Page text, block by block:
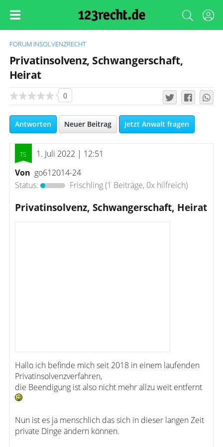
FORUM INSOLVENZRECHT
Privatinsolvenz, Schwangerschaft,
Heirat
0
Antworten Neuer Beitrag Jetzt Anwalt fragen
1. Juli 2022 | 12:51
Von go612014-24
Status:
Frischling(1 Beiträge, 0x hilfreich)
Privatinsolvenz, Schwangerschaft, Heirat
Hallo ich befinde mich seit 2018 in einem laufenden
Privatinsolvenzverfahren,
die Beendigung ist also nicht mehr allzu weit entfernt
Nun ist es ja menschlich das sich in dieser langen Zeit
private Dinge ändern können.